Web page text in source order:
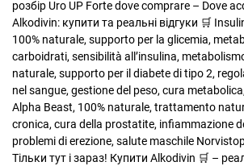
розбір Uro UP Forte dove comprare – Dove
Alkodivin: купити та реальні відгуки 🛒
100% naturale, supporto per la glicemia,
carboidrati, sensibilità all’insulina,
naturale, supporto per il diabete di tipo 2,
nel sangue, gestione del peso, cura
Alpha Beast, 100% naturale, trattamento
cronica, cura della prostatite, infiammazione
problemi di erezione, salute maschile
Тільки тут і зараз! Купити Alkodivin 🛒 –